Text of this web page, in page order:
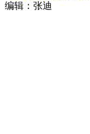
编辑：张迪